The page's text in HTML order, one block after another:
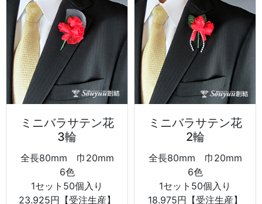
ミニバラサテン花
3輪
全長80mm 巾20mm
6色
1セット50個入り
23.925円【受注生産】
ミニバラサテン花
2輪
全長80mm 巾20mm
6色
1セット50個入り
18.975円【受注生産】